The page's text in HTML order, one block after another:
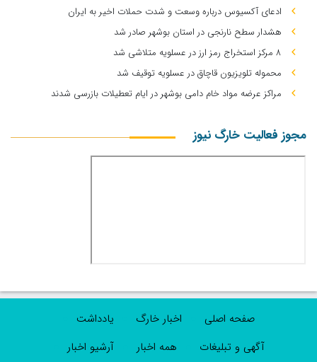
ادعای آکسیوس درباره وسعت و شدت حملات اخیر به ایران
هشدار سطح نارنجی در استان بوشهر صادر شد
۸ مرکز استخراج رمز ارز در عسلویه متلاشی شد
محموله تلویزیون قاچاق در عسلویه توقیف شد
مراکز عرضه مواد خام دامی بوشهر در ایام تعطیلات بازرسی شدند
مجوز فعالیت خارگ نیوز
صفحه اصلی اخبار خارگ
یادداشت
آگهی و تبلیغات
همه اخبار آرشیو اخبار